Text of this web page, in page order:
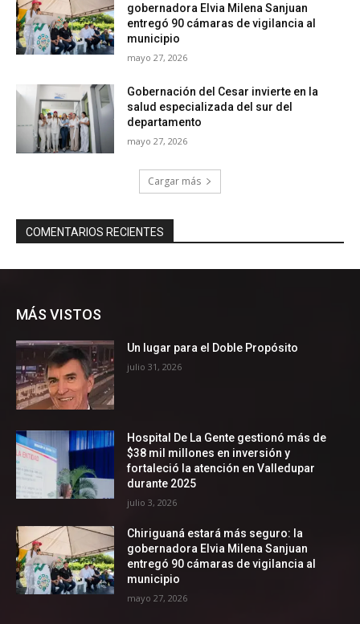
MÁS VISTOS
Un lugar para el Doble Propósito
julio 31, 2026
Hospital De La Gente gestionó más de
$38 mil millones en inversión y
fortaleció la atención en Valledupar
durante 2025
julio 3, 2026
Chiriguaná estará más seguro: la
gobernadora Elvia Milena Sanjuan
entregó 90 cámaras de vigilancia al
municipio
mayo 27, 2026